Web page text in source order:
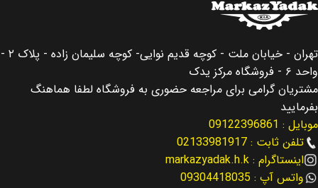
اصالت کالا اصلی
مناسب برای سانتافه Santafe
مناسب برای سال
2013 – 2016
نوع لوازم لوازم موتوری
مناسب برای سانتافه Santafe
تهران - خیابان ملت - کوچه قدیم نوایی- کوچه سلیمان زاده - پلاک ۲ -
واحد ۶ - فروشگاه مرکز یدک
مشتریان گرامی برای مراجعه حضوری به فروشگاه لطفا هماهنگ
بفرمایید
موبایل : 09122396861
تلفن ثابت : 02133981917
اینستاگرام : markazyadak.h.k
واتس آپ : 09304418035